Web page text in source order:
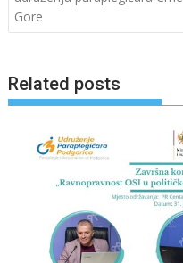
Gore
Related posts